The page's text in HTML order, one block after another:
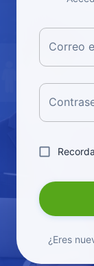
Correo
¿Eres